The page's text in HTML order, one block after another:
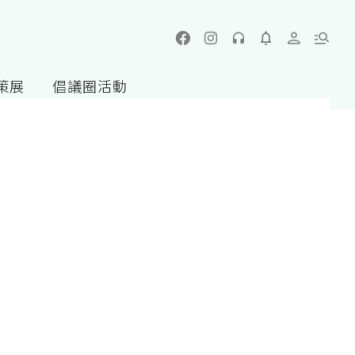
展 倡議圈活動